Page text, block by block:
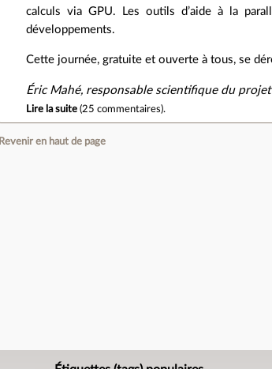
calculs via GPU. Les outils d’aide à la
développements.
Cette journée, gratuite et ouverte à tous, se
Éric Mahé, responsable scientifique du
Lire la suite (25 commentaires).
Revenir en haut de page